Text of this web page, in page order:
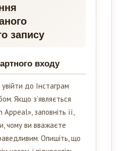
запису
входу
до Інстаграм
Якщо з’являється
заповніть її,
чому ви вважаєте
Опишіть, що